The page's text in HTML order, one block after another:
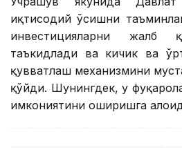
иқтисодий ўсишни
инвестицияларни жалб
таъкидлади ва кичик ва
қувватлаш механизмини
қўйди. Шунингдек, у
имкониятини оширишга